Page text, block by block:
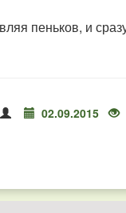
пеньков, и
02.09.2015